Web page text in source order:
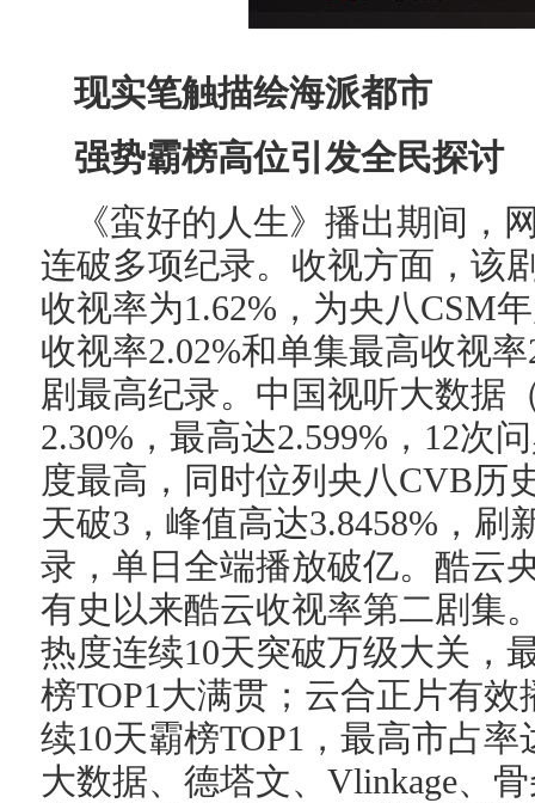
现实笔触描绘海派都市
强势霸榜高位引发全民探讨
《蛮好的人生》播出期间，
连破多项纪录。收视方面，该
收视率为1.62%，为央八CSM
收视率2.02%和单集最高收视
剧最高纪录。中国视听大数据
2.30%，最高达2.599%，12次
度最高，同时位列央八CVB历
天破3，峰值高达3.8458%，
录，单日全端播放破亿。酷云
有史以来酷云收视率第二剧集
热度连续10天突破万级大关，
榜TOP1大满贯；云合正片有
续10天霸榜TOP1，最高市占
大数据、德塔文、Vlinkage、